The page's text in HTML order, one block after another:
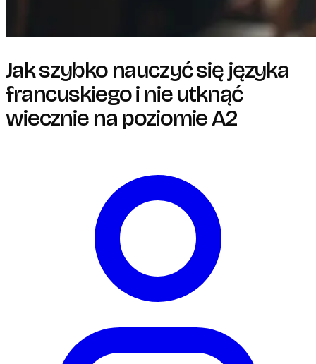
Jak szybko nauczyć się języka
francuskiego i nie utknąć
wiecznie na poziomie A2